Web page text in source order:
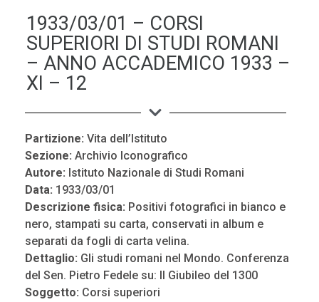
1933/03/01 – CORSI
SUPERIORI DI STUDI ROMANI
– ANNO ACCADEMICO 1933 –
XI – 12
Partizione: Vita dell’Istituto
Sezione: Archivio Iconografico
Autore: Istituto Nazionale di Studi Romani
Data: 1933/03/01
Descrizione fisica: Positivi fotografici in bianco e
nero, stampati su carta, conservati in album e
separati da fogli di carta velina.
Dettaglio: Gli studi romani nel Mondo. Conferenza
del Sen. Pietro Fedele su: Il Giubileo del 1300
Soggetto: Corsi superiori